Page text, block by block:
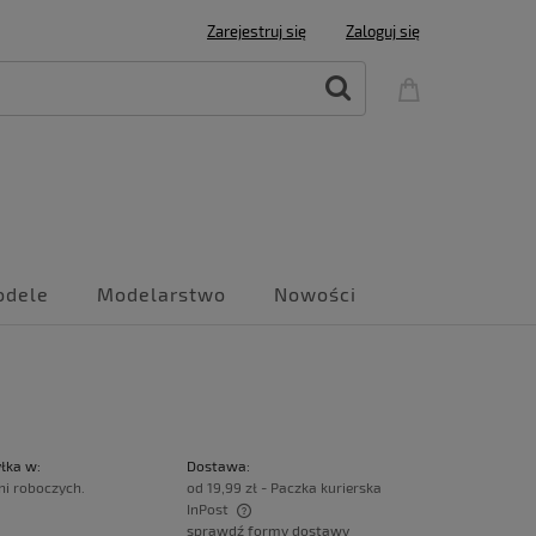
Zarejestruj się Zaloguj się
Modelarstwo Nowości
w:
roboczych.
Dostawa:
od 19,99 zł - Paczka kurierska
InPost
sprawdź formy dostawy